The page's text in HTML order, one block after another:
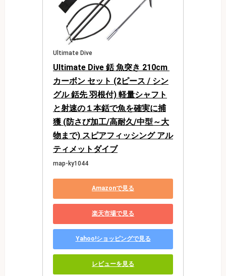
Ultimate Dive
Ultimate Dive 銛 魚突き 210cm
カーボン セット (2ピース / シン
グル 銛先 羽根付) 軽量シャフト
と射速の１本銛で魚を確実に捕
獲 (防さび加工/高耐久/中型～大
物まで) スピアフィッシング アル
ティメットダイブ
map-ky1044
Amazonで見る
楽天市場で見る
Yahoo!ショッピングで見る
レビューを見る